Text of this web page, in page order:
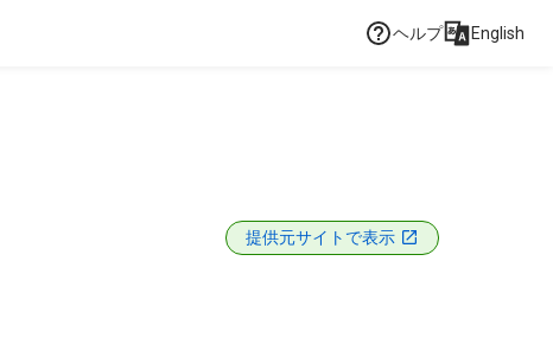
ヘルプ English
提供元サイトで表示